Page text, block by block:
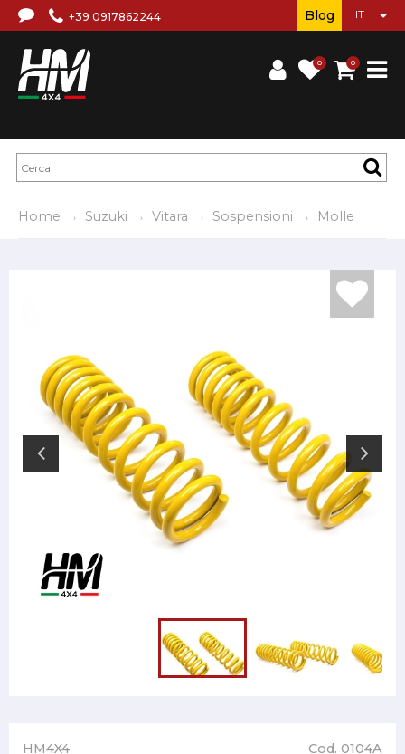
+39 0917862244
0 0
Blog
Home Suzuki Vitara Sospensioni Molle
HM4X4 Cod. 0104A